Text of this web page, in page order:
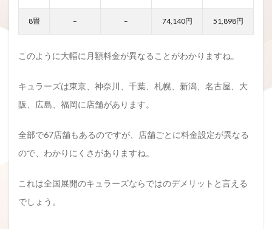
8畳 – – 74,140円 51,898円
このように大幅に月額料金が異なることがわかりますね。
キュラーズは東京、神奈川、千葉、札幌、新潟、名古屋、大
阪、広島、福岡に店舗があります。
全部で67店舗もあるのですが、店舗ごとに料金設定が異なる
ので、わかりにくさがありますね。
これは全国展開のキュラーズならではのデメリットと言える
でしょう。